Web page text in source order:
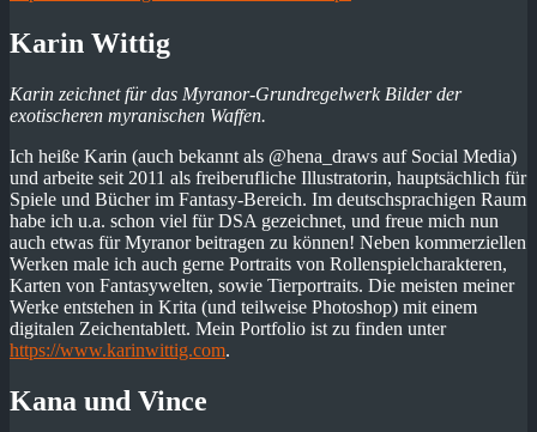
Karin Wittig
Karin zeichnet für das Myranor-Grundregelwerk Bilder der
exotischeren myranischen Waffen.
Ich heiße Karin (auch bekannt als @hena_draws auf Social Media)
und arbeite seit 2011 als freiberufliche Illustratorin, hauptsächlich für
Spiele und Bücher im Fantasy-Bereich. Im deutschsprachigen Raum
habe ich u.a. schon viel für DSA gezeichnet, und freue mich nun
auch etwas für Myranor beitragen zu können! Neben kommerziellen
Werken male ich auch gerne Portraits von Rollenspielcharakteren,
Karten von Fantasywelten, sowie Tierportraits. Die meisten meiner
Werke entstehen in Krita (und teilweise Photoshop) mit einem
digitalen Zeichentablett. Mein Portfolio ist zu finden unter
https://www.karinwittig.com.
Kana und Vince